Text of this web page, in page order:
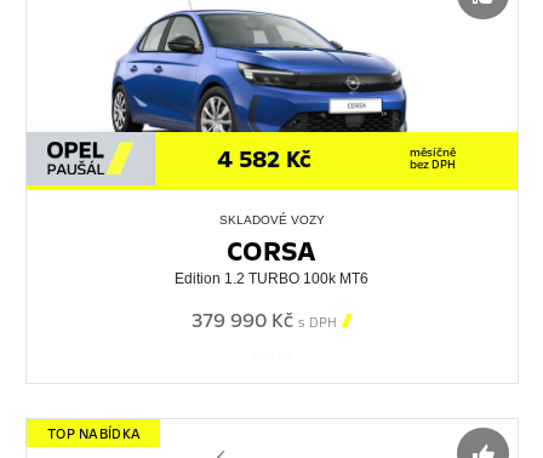
4 582 Kč měsíčně
bez DPH
SKLADOVÉ VOZY
CORSA
Edition 1.2 TURBO 100k MT6
379 990 Kč s DPH 
TOP NABÍDKA